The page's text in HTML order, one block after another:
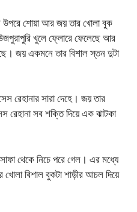
উপরে শোয়া আর জয় তার খোলা বুক
খুলে ফ্লোরে ফেলেছে আর
জয় একমনে তার বিশাল স্তন দুটা
রেহানার সারা দেহে। জয় তার
রেহানা সব শক্তি দিয়ে এক ঝাটকা
থেকে নিচে পরে গেল। এর মধ্যে
খোলা বিশাল বুকটা শাড়ীর আচল দিয়ে